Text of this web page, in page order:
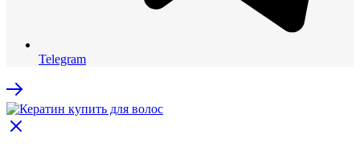
Telegram